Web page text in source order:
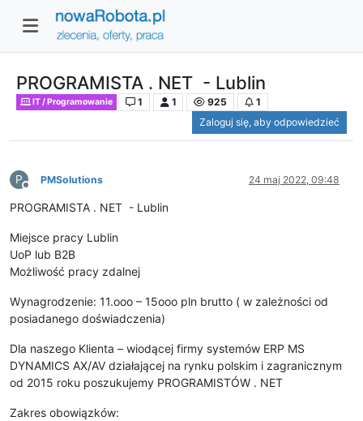
PROGRAMISTA . NET - Lublin
IT / Programowanie 1 1 925
1
Zaloguj się, aby odpowiedzieć
P
Niedostępny
PMSolutions 24 maj 2022, 09:48
PROGRAMISTA . NET - Lublin
Miejsce pracy Lublin
UoP lub B2B
Możliwość pracy zdalnej
Wynagrodzenie: 11.ooo – 15ooo pln brutto ( w zależności od
posiadanego doświadczenia)
Dla naszego Klienta – wiodącej firmy systemów ERP MS
DYNAMICS AX/AV działającej na rynku polskim i zagranicznym
od 2015 roku poszukujemy PROGRAMISTÓW . NET
Zakres obowiązków: